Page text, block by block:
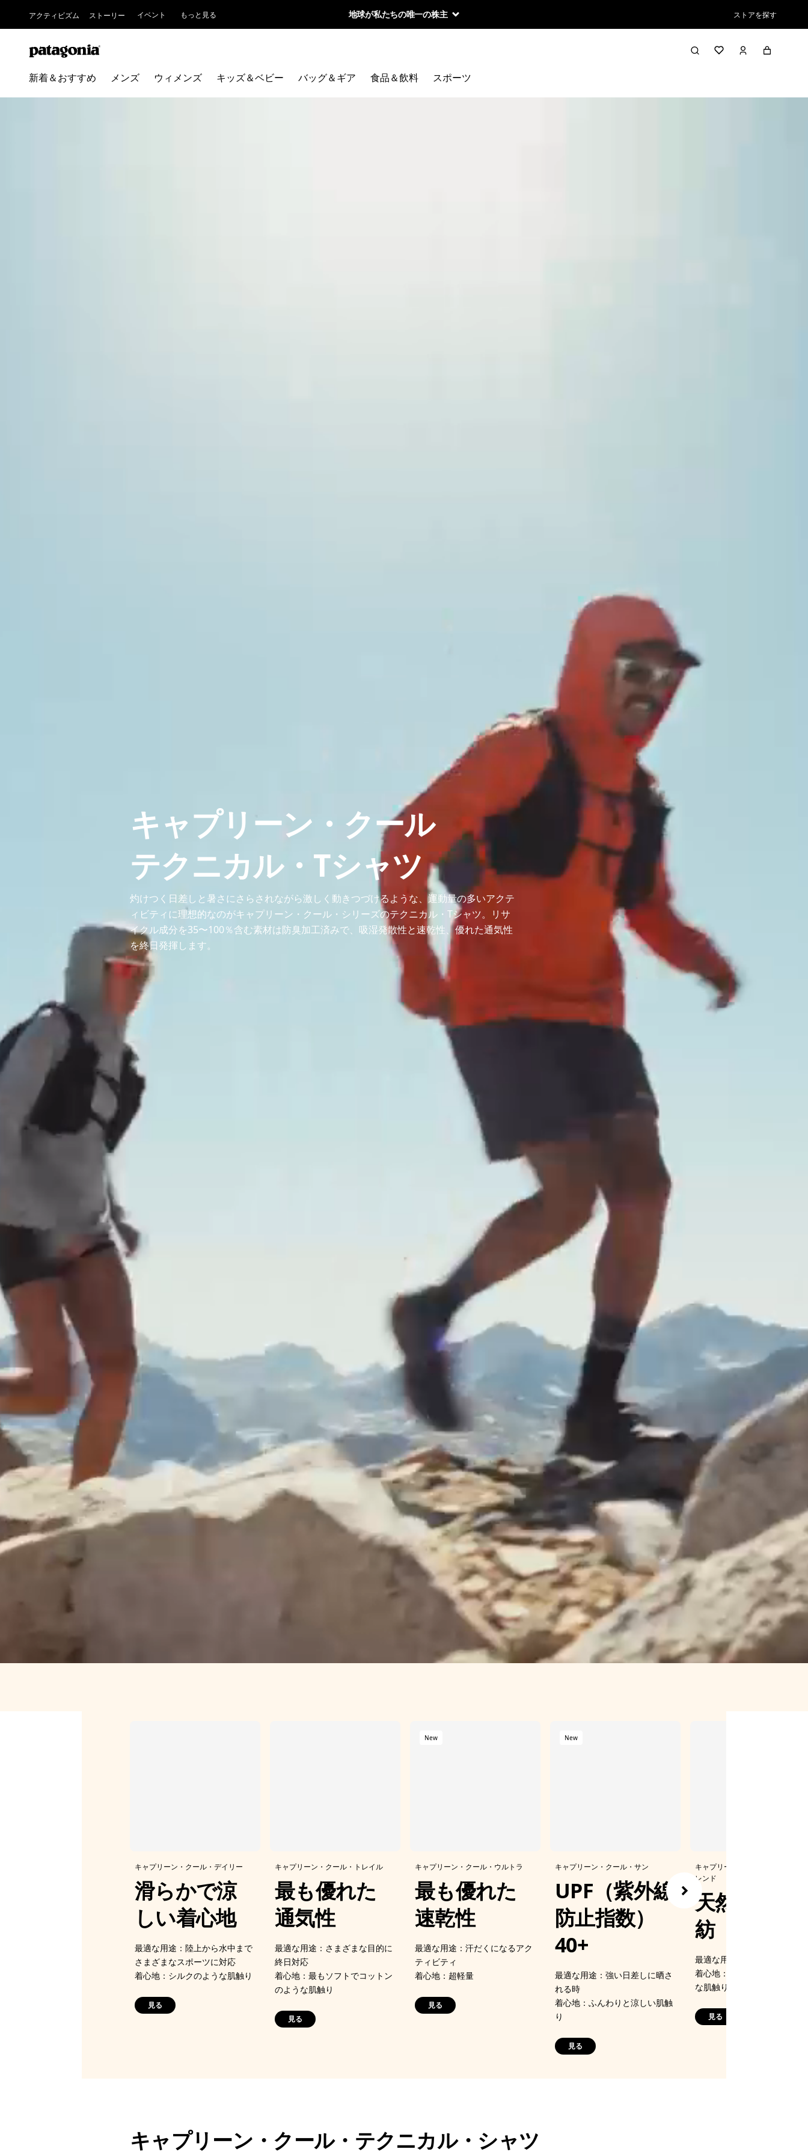
アクティビズム ストーリー イベント もっと見る 地球が私たちの唯一の株主 ストアを探す
新着＆おすすめ メンズ ウィメンズ キッズ＆ベビー バッグ＆ギア 食品＆飲料 スポーツ
キャプリーン・クール
テクニカル・Tシャツ
灼けつく日差しと暑さにさらされながら激しく動きつづけるような、運動量の多いアクテ
ィビティに理想的なのがキャプリーン・クール・シリーズのテクニカル・Tシャツ。リサ
イクル成分を35〜100％含む素材は防臭加工済みで、吸湿発散性と速乾性、優れた通気性
を終日発揮します。
キャプリーン・クール・デイリー
滑らかで涼
しい着心地
最適な用途：陸上から水中まで
さまざまなスポーツに対応
着心地：シルクのような肌触り
見る
キャプリーン・クール・トレイル
最も優れた
通気性
最適な用途：さまざまな目的に
終日対応
着心地：最もソフトでコットン
のような肌触り
見る
New
キャプリーン・クール・ウルトラ
最も優れた
速乾性
最適な用途：汗だくになるアク
ティビティ
着心地：超軽量
見る
New
キャプリーン・クール・サン
UPF（紫外線
防止指数）
40+
最適な用途：強い日差しに晒さ
れる時
着心地：ふんわりと涼しい肌触
り
見る
キャプリーン・クール・メリノ・
レンド
天然繊維を
紡
最適な用途：天然の温度調節
着心地：ウールのようにソフ
な肌触り
見る
キャプリーン・クール・テクニカル・シャツ